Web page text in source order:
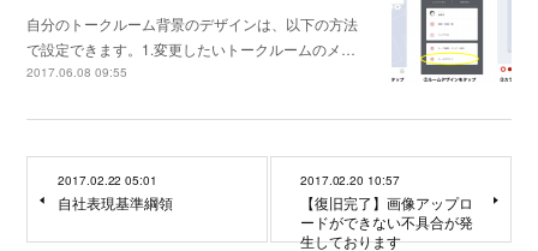
自分のトークルーム背景のデザインは、以下の方法
で設定できます。1.変更したいトークルームのメ…
2017.06.08 09:55
2017.02.22 05:01
自社表現基準綱領
2017.02.20 10:57
【復旧完了】画像アップロ
ードができない不具合が発
生しております